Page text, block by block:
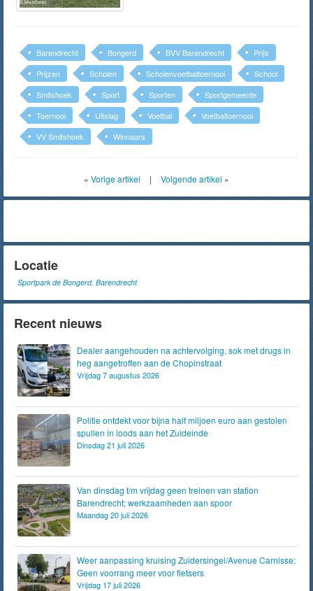
Barendrecht Bongerd BVV Barendrecht
Prijs
Prijzen
Scholen Scholenvoetbaltoernooi
School
Smitshoek
Sport Sporten
Sportgemeente
Toernooi
Uitslag Voetbal
Voetbaltoernooi
VV Smitshoek
Winnaars
« Vorige artikel | Volgende artikel »
Locatie
Sportpark de Bongerd, Barendrecht
Recent nieuws
Dealer aangehouden na achtervolging, sok met drugs in
heg aangetroffen aan de Chopinstraat
Vrijdag 7 augustus 2026
Politie ontdekt voor bijna half miljoen euro aan gestolen
spullen in loods aan het Zuideinde
Dinsdag 21 juli 2026
Van dinsdag t/m vrijdag geen treinen van station
Barendrecht; werkzaamheden aan spoor
Maandag 20 juli 2026
Weer aanpassing kruising Zuidersingel/Avenue Carnisse:
Geen voorrang meer voor fietsers
Vrijdag 17 juli 2026